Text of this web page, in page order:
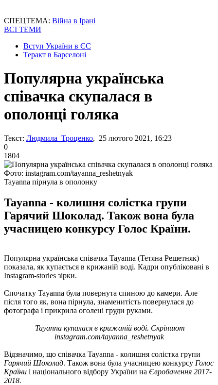
СПЕЦТЕМА: Війна в Ірані
ВСІ ТЕМИ
Вступ України в ЄС
Теракт в Барселоні
Популярна українська
співачка скупалася в
ополонці голяка
Текст: Людмила Троценко, 25 лютого 2021, 16:23
0
1804
Фото: instagram.com/tayanna_reshetnyak
Tayanna пірнула в ополонку
Tayanna - колишня солістка групи
Гарячий Шоколад. Також вона була
учасницею конкурсу Голос Країни.
Популярна українська співачка Tayanna (Тетяна Решетняк)
показала, як купається в крижаній воді. Кадри опубліковані в
Instagram-stories зірки.
Спочатку Tayanna була повернута спиною до камери. Але
після того як, вона пірнула, знаменитість повернулася до
фотографа і прикрила оголені груди руками.
Tayanna купалася в крижаній воді. Скріншот
instagram.com/tayanna_reshetnyak
Відзначимо, що співачка Tayanna - колишня солістка групи
Гарячий Шоколад. Також вона була учасницею конкурсу Голос
Країни і національного відбору України на Євробачення 2017-
2018.